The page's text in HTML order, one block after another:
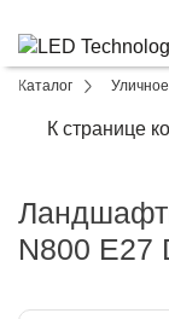
Каталог
К странице
N800 E27